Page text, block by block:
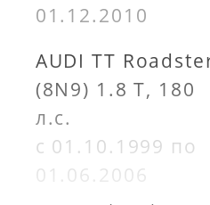
01.12.2010
AUDI TT
(8N9) 1.8 T, 180
л.с.
с 01.10.1999 по
01.06.2006